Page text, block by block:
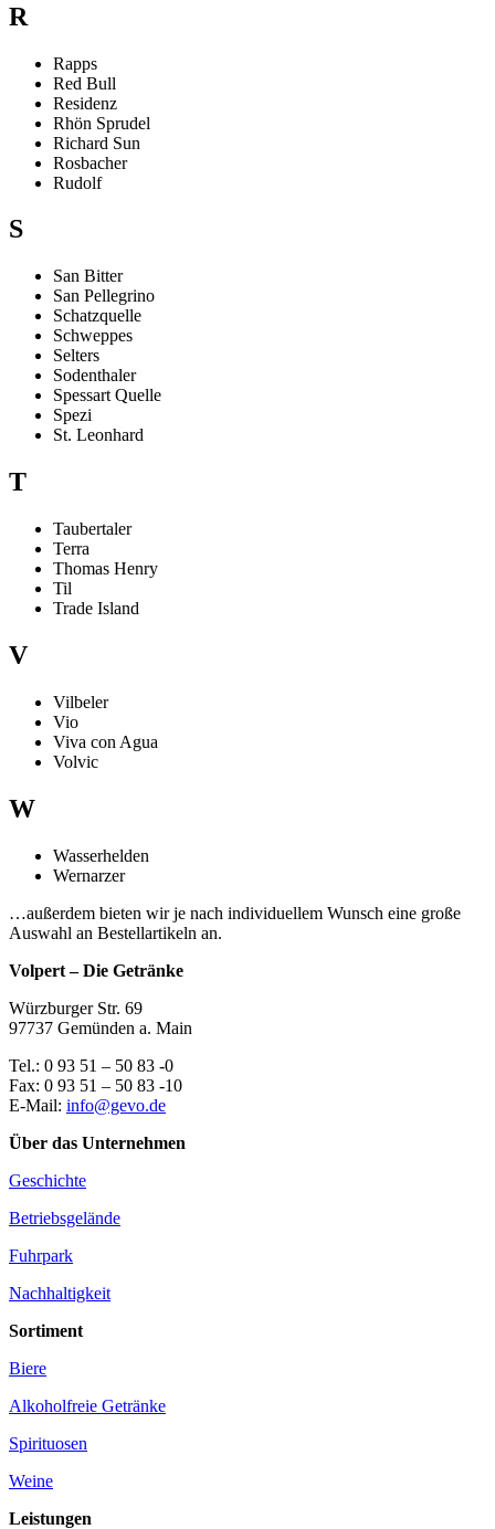
R
Rapps
Red Bull
Residenz
Rhön Sprudel
Richard Sun
Rosbacher
Rudolf
S
San Bitter
San Pellegrino
Schatzquelle
Schweppes
Selters
Sodenthaler
Spessart Quelle
Spezi
St. Leonhard
T
Taubertaler
Terra
Thomas Henry
Til
Trade Island
V
Vilbeler
Vio
Viva con Agua
Volvic
W
Wasserhelden
Wernarzer
…außerdem bieten wir je nach individuellem Wunsch eine große
Auswahl an Bestellartikeln an.
Volpert – Die Getränke
Würzburger Str. 69
97737 Gemünden a. Main
Tel.: 0 93 51 – 50 83 -0
Fax: 0 93 51 – 50 83 -10
E-Mail: info@gevo.de
Über das Unternehmen
Geschichte
Betriebsgelände
Fuhrpark
Nachhaltigkeit
Sortiment
Biere
Alkoholfreie Getränke
Spirituosen
Weine
Leistungen